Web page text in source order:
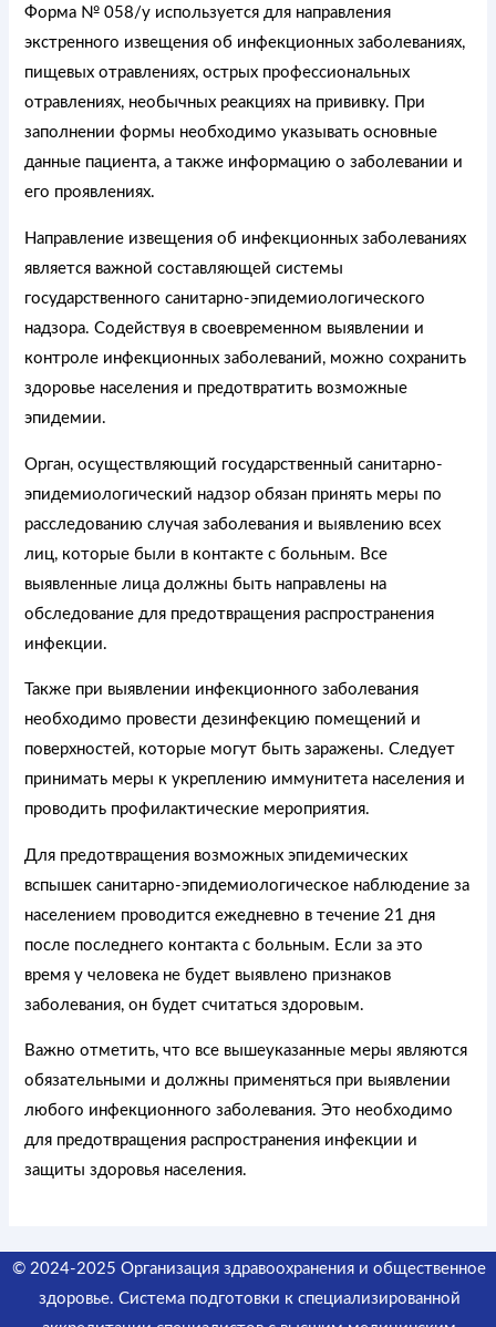
Форма № 058/у используется для направления
экстренного извещения об инфекционных заболеваниях,
пищевых отравлениях, острых профессиональных
отравлениях, необычных реакциях на прививку. При
заполнении формы необходимо указывать основные
данные пациента, а также информацию о заболевании и
его проявлениях.
Направление извещения об инфекционных заболеваниях
является важной составляющей системы
государственного санитарно-эпидемиологического
надзора. Содействуя в своевременном выявлении и
контроле инфекционных заболеваний, можно сохранить
здоровье населения и предотвратить возможные
эпидемии.
Орган, осуществляющий государственный санитарно-
эпидемиологический надзор обязан принять меры по
расследованию случая заболевания и выявлению всех
лиц, которые были в контакте с больным. Все
выявленные лица должны быть направлены на
обследование для предотвращения распространения
инфекции.
Также при выявлении инфекционного заболевания
необходимо провести дезинфекцию помещений и
поверхностей, которые могут быть заражены. Следует
принимать меры к укреплению иммунитета населения и
проводить профилактические мероприятия.
Для предотвращения возможных эпидемических
вспышек санитарно-эпидемиологическое наблюдение за
населением проводится ежедневно в течение 21 дня
после последнего контакта с больным. Если за это
время у человека не будет выявлено признаков
заболевания, он будет считаться здоровым.
Важно отметить, что все вышеуказанные меры являются
обязательными и должны применяться при выявлении
любого инфекционного заболевания. Это необходимо
для предотвращения распространения инфекции и
защиты здоровья населения.
© 2024-2025 Организация здравоохранения и общественное
здоровье. Система подготовки к специализированной